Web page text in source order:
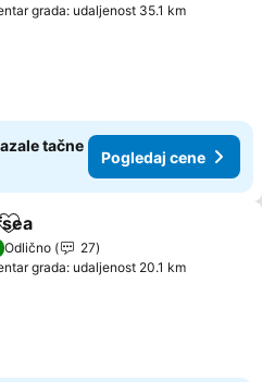
grada: udaljenost 35.1 km
tačne
Pogledaj cene
Dodati u favorite
Odlično
27
grada: udaljenost 20.1 km